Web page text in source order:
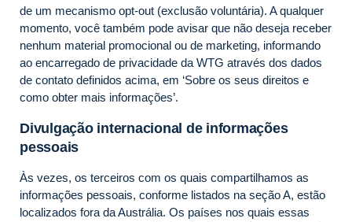
de um mecanismo opt-out (exclusão voluntária). A qualquer
momento, você também pode avisar que não deseja receber
nenhum material promocional ou de marketing, informando
ao encarregado de privacidade da WTG através dos dados
de contato definidos acima, em ‘Sobre os seus direitos e
como obter mais informações’.
Divulgação internacional de informações
pessoais
Às vezes, os terceiros com os quais compartilhamos as
informações pessoais, conforme listados na seção A, estão
localizados fora da Austrália. Os países nos quais essas